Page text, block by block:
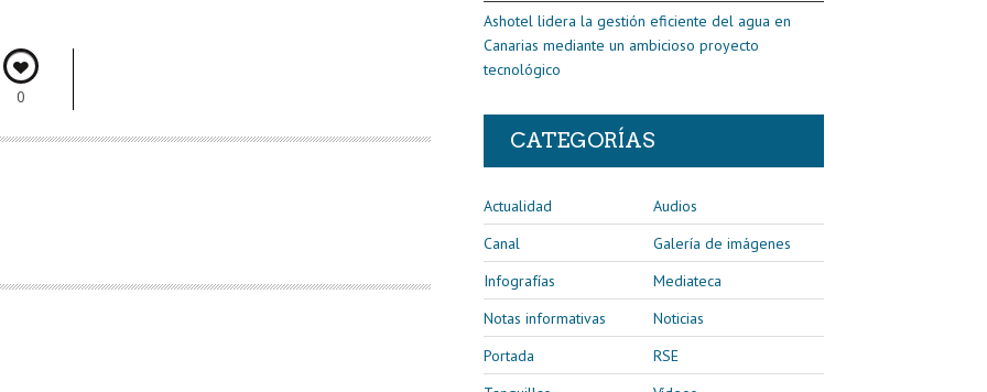
0
Ashotel lidera la gestión eficiente del agua en
Canarias mediante un ambicioso proyecto
tecnológico
CATEGORÍAS
Actualidad
Audios
Canal
Galería de imágenes
Infografías
Mediateca
Notas informativas
Noticias
Portada
RSE